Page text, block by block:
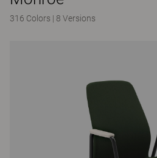
316 Colors | 8 Versions